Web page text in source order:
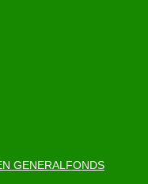
GENERALFONDS